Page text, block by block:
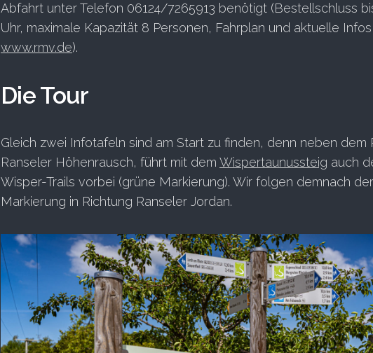
Abfahrt unter Telefon 06124/7265913 benötigt (Bestellschluss
Uhr, maximale Kapazität 8 Personen, Fahrplan und aktuelle
www.rmv.de).
Die Tour
Gleich zwei Infotafeln sind am Start zu finden, denn neben dem
Ranseler Höhenrausch, führt mit dem Wispertaunussteig auch
Wisper-Trails vorbei (grüne Markierung). Wir folgen demnach
Markierung in Richtung Ranseler Jordan.